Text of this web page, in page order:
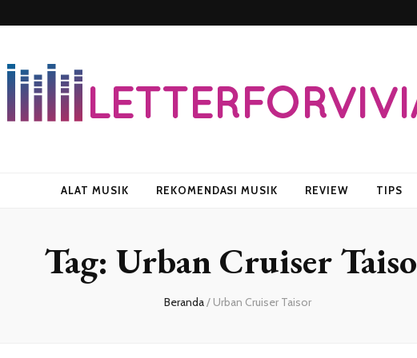
ALAT MUSIK REKOMENDASI MUSIK REVIEW TIPS
Tag: Urban Cruiser
Beranda/ Urban Cruiser Taisor